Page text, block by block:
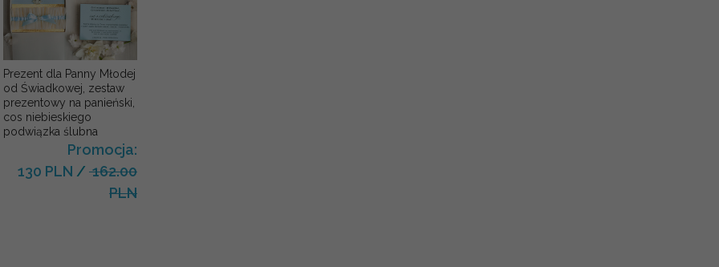
Prezent dla Panny Młodej
od Świadkowej, zestaw
prezentowy na panieński,
cos niebieskiego
podwiązka ślubna
Promocja:
130 PLN / 162.00
PLN